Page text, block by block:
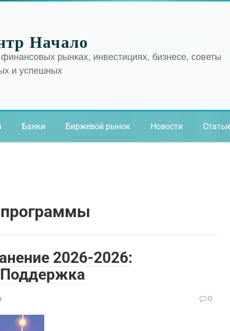
Начало
рынках, инвестициях, бизнесе, советы
и успешных
Банки Биржевой рынок Новости Статьи
программы
2026-2026:
0